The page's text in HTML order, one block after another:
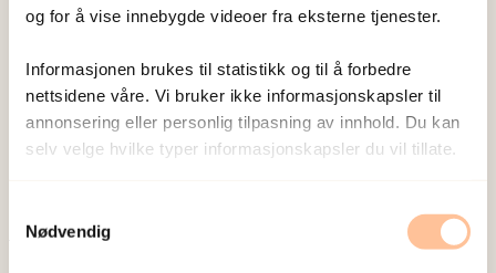
og for å vise innebygde videoer fra eksterne tjenester.
Informasjonen brukes til statistikk og til å forbedre
nettsidene våre. Vi bruker ikke informasjonskapsler til
annonsering eller personlig tilpasning av innhold. Du kan
selv velge hvilke typer informasjonskapsler du vil tillate.
Nødvendig
Nissen, Alexander
Forsker II
Vis profil